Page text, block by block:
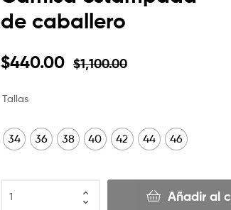
de caballero
$1,100.00
$440.00
Tallas
34 36 38 40 42 44 46
Añadir al